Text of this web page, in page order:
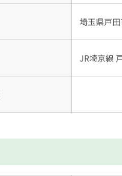
埼玉県戸
JR埼京線